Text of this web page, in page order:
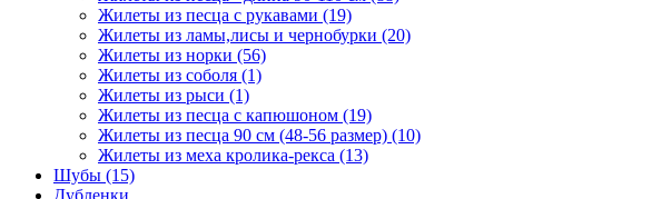
Жилеты из песца с рукавами (19)
Жилеты из ламы,лисы и чернобурки (20)
Жилеты из норки (56)
Жилеты из соболя (1)
Жилеты из рыси (1)
Жилеты из песца с капюшоном (19)
Жилеты из песца 90 см (48-56 размер) (10)
Жилеты из меха кролика-рекса (13)
Шубы (15)